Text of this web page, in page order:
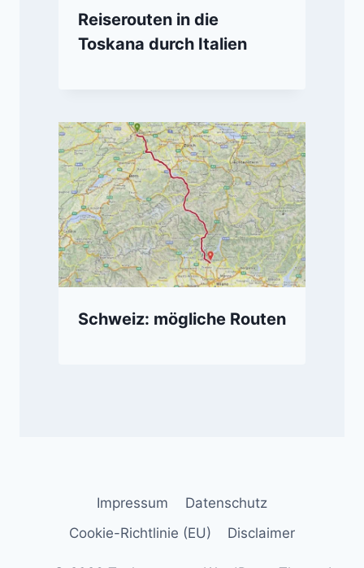
Reiserouten in die
Toskana durch Italien
Schweiz: mögliche Routen
Impressum
Datenschutz
Cookie-Richtlinie (EU)
Disclaimer